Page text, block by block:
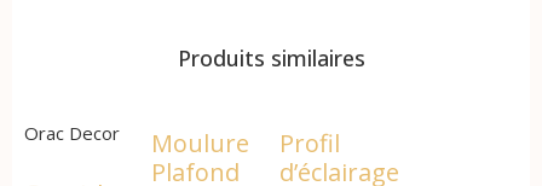
Produits similaires
Orac Decor
Moulure
Plafond
Profil
d’éclairage